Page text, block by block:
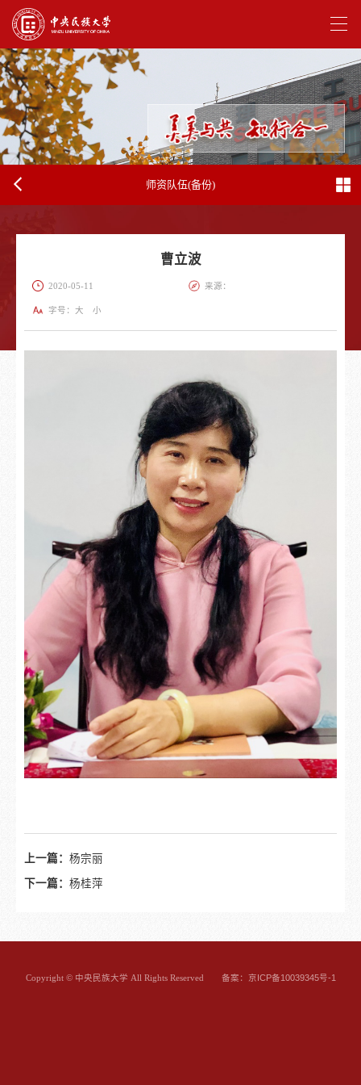
师资队伍(备份)
曹立波
2020-05-11 来源：
字号： 大 小
上一篇： 杨宗丽
下一篇： 杨桂萍
Copyright © 中央民族大学 All Rights Reserved 备案：京ICP备10039345号-1